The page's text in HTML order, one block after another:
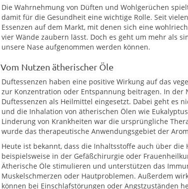
Die Wahrnehmung von Düften und Wohlgerüchen
damit für die Gesundheit eine wichtige Rolle. Seit
Essenzen auf dem Markt, mit denen sich eine
vier Wände zaubern lässt. Doch es geht um mehr als
unsere Nase aufgenommen werden können.
Vom Nutzen ätherischer Öle
Duftessenzen haben eine positive Wirkung auf das
zur Konzentration oder Entspannung beitragen. In der
Duftessenzen als Heilmittel eingesetzt. Dabei geht es
und die Inhalation von ätherischen Ölen wie
Linderung von Krankheiten war die ursprüngliche
wurde das therapeutische Anwendungsgebiet der
Heute ist bekannt, dass die Inhaltsstoffe auch über
beispielsweise in der Gefäßchirurgie oder
Ätherische Öle stimulieren und unterstützen das
Muskelschmerzen oder Hautproblemen. Außerdem
können bei Einschlafstörungen oder Angstzuständen